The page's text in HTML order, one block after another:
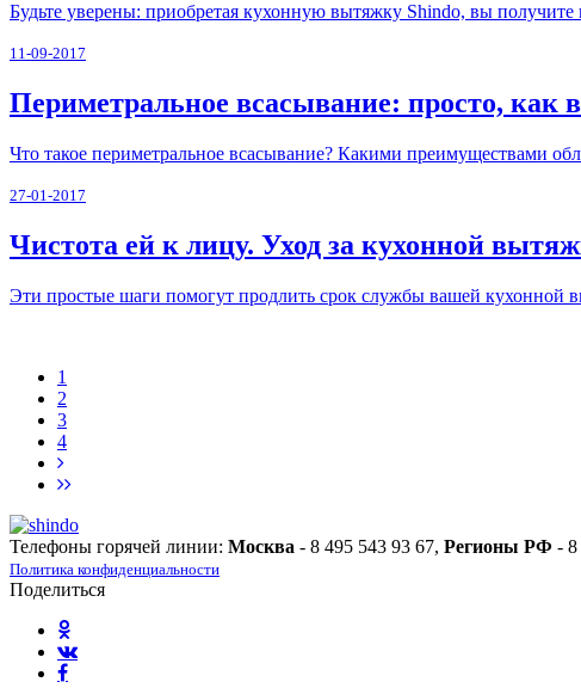
Будьте уверены: приобретая кухонную вытяжку Shindo, вы
11-09-2017
Периметральное всасывание: просто, как
Что такое периметральное всасывание? Какими преимуществами
27-01-2017
Чистота ей к лицу. Уход за кухонной
Эти простые шаги помогут продлить срок службы вашей кухонной
1
2
3
4
Телефоны горячей линии: Москва - 8 495 543 93 67, Регионы РФ - 8
Политика конфиденциальности
Поделиться